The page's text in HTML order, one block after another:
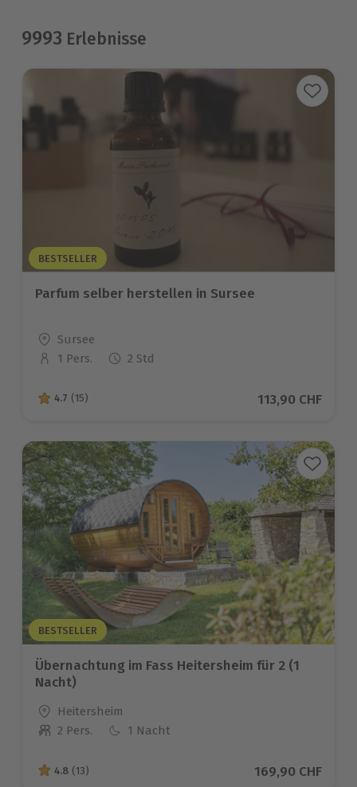
9993 Erlebnisse
BESTSELLER
Parfum selber herstellen in Sursee
Standort
Sursee
Anzahl der Teilnehmer
1 Pers. 2 Std
4.7 von 5 Sternen basierend auf 15 Bewertungen
4.7 (15) Aktueller Preis
113,90 CHF
BESTSELLER
Übernachtung im Fass Heitersheim für 2 (1
Nacht)
Standort
Heitersheim
Anzahl der Teilnehmer
2 Pers. 1 Nacht
4.8 von 5 Sternen basierend auf 13 Bewertungen
4.8 (13) Aktueller Preis
169,90 CHF